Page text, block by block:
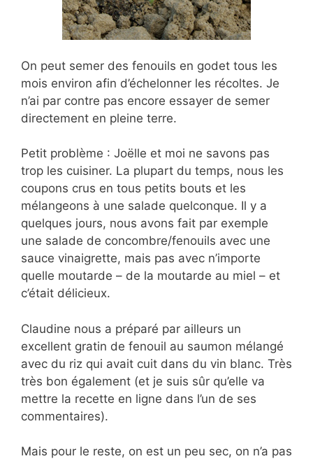
On peut semer des fenouils en godet tous les
mois environ afin d’échelonner les récoltes. Je
n’ai par contre pas encore essayer de semer
directement en pleine terre.
Petit problème : Joëlle et moi ne savons pas
trop les cuisiner. La plupart du temps, nous les
coupons crus en tous petits bouts et les
mélangeons à une salade quelconque. Il y a
quelques jours, nous avons fait par exemple
une salade de concombre/fenouils avec une
sauce vinaigrette, mais pas avec n’importe
quelle moutarde – de la moutarde au miel – et
c’était délicieux.
Claudine nous a préparé par ailleurs un
excellent gratin de fenouil au saumon mélangé
avec du riz qui avait cuit dans du vin blanc. Très
très bon également (et je suis sûr qu’elle va
mettre la recette en ligne dans l’un de ses
commentaires).
Mais pour le reste, on est un peu sec, on n’a pas